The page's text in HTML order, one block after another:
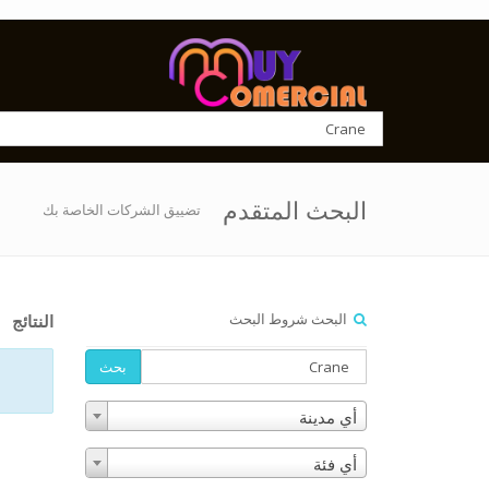
البحث المتقدم تضييق الشركات الخاصة بك
البحث شروط البحث
بحث
أي مدينة
أي فئة
النتائج